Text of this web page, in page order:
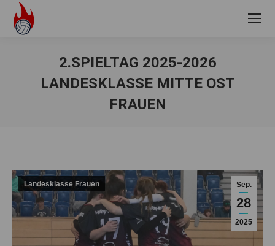
2.SPIELTAG 2025-2026
LANDESKLASSE MITTE OST
FRAUEN
Sep.
28
2025
Landesklasse Frauen